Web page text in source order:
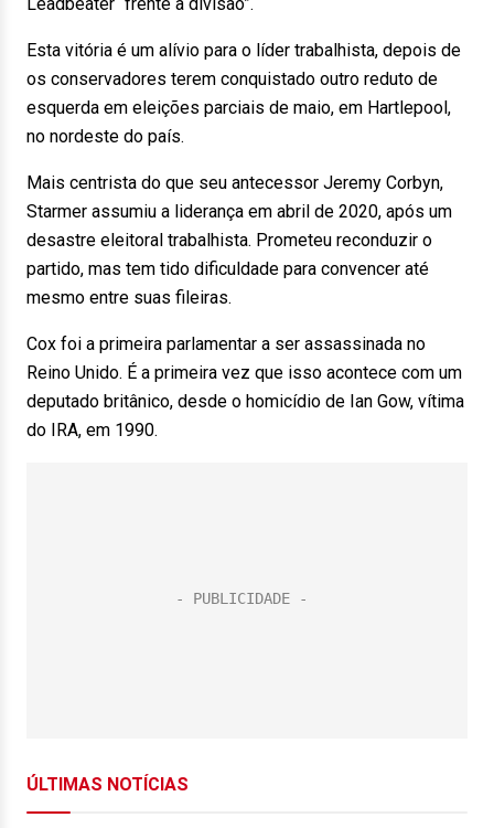
Esta vitória é um alívio para o líder trabalhista, depois de
os conservadores terem conquistado outro reduto de
esquerda em eleições parciais de maio, em Hartlepool,
no nordeste do país.
Mais centrista do que seu antecessor Jeremy Corbyn,
Starmer assumiu a liderança em abril de 2020, após um
desastre eleitoral trabalhista. Prometeu reconduzir o
partido, mas tem tido dificuldade para convencer até
mesmo entre suas fileiras.
Cox foi a primeira parlamentar a ser assassinada no
Reino Unido. É a primeira vez que isso acontece com um
deputado britânico, desde o homicídio de Ian Gow, vítima
do IRA, em 1990.